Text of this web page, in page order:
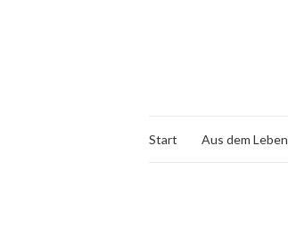
Start Aus dem Leben